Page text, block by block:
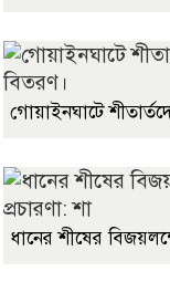
গোয়াইনঘাটে
ধানের শীষের